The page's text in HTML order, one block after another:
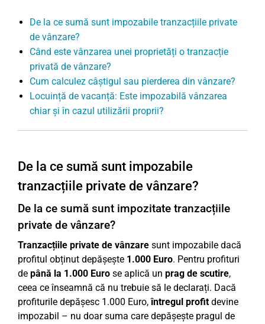
De la ce sumă sunt impozabile tranzacțiile private
de vânzare?
Când este vânzarea unei proprietăți o tranzacție
privată de vânzare?
Cum calculez câștigul sau pierderea din vânzare?
Locuință de vacanță: Este impozabilă vânzarea
chiar și în cazul utilizării proprii?
De la ce sumă sunt impozabile
tranzacțiile private de vânzare?
De la ce sumă sunt impozitate tranzacțiile
private de vânzare?
Tranzacțiile private de vânzare sunt impozabile dacă
profitul obținut depășește 1.000 Euro. Pentru profituri
de până la 1.000 Euro se aplică un prag de scutire,
ceea ce înseamnă că nu trebuie să le declarați. Dacă
profiturile depășesc 1.000 Euro,întregul profitdevine
impozabil – nu doar suma care depășește pragul de